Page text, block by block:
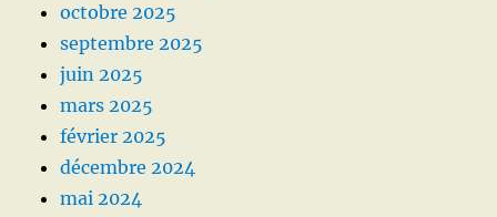
octobre 2025
septembre 2025
juin 2025
mars 2025
février 2025
décembre 2024
mai 2024